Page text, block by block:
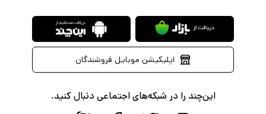
اپلیکیشن موبایل فروشندگان
این‌چند را در شبکه‌های اجتماعی دنبال کنید.